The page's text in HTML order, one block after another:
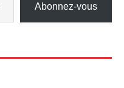
Abonnez-vous